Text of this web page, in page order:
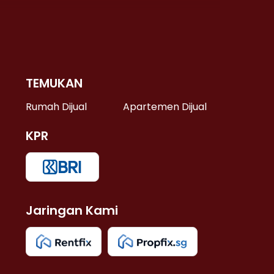
TEMUKAN
Rumah Dijual Apartemen Dijual
KPR
Jaringan Kami